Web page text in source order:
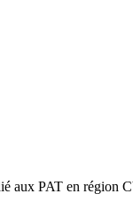
aux PAT en région